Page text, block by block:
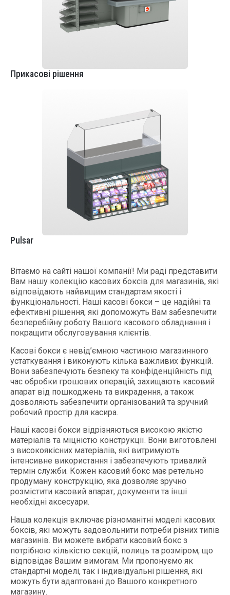
Прикасові рішення
Pulsar
Вітаємо на сайті нашої компанії! Ми раді представити
Вам нашу колекцію касових боксів для магазинів, які
відповідають найвищим стандартам якості і
функціональності. Наші касові бокси – це надійні та
ефективні рішення, які допоможуть Вам забезпечити
безперебійну роботу Вашого касового обладнання і
покращити обслуговування клієнтів.
Касові бокси є невід’ємною частиною магазинного
устаткування і виконують кілька важливих функцій.
Вони забезпечують безпеку та конфіденційність під
час обробки грошових операцій, захищають касовий
апарат від пошкоджень та викрадення, а також
дозволяють забезпечити організований та зручний
робочий простір для касира.
Наші касові бокси відрізняються високою якістю
матеріалів та міцністю конструкції. Вони виготовлені
з високоякісних матеріалів, які витримують
інтенсивне використання і забезпечують тривалий
термін служби. Кожен касовий бокс має ретельно
продуману конструкцію, яка дозволяє зручно
розмістити касовий апарат, документи та інші
необхідні аксесуари.
Наша колекція включає різноманітні моделі касових
боксів, які можуть задовольнити потреби різних типів
магазинів. Ви можете вибрати касовий бокс з
потрібною кількістю секцій, полиць та розміром, що
відповідає Вашим вимогам. Ми пропонуємо як
стандартні моделі, так і індивідуальні рішення, які
можуть бути адаптовані до Вашого конкретного
магазину.